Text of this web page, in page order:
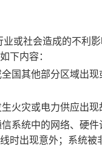
或社会造成的不利
下内容：
国其他部分区域出
火灾或电力供应出
系统中的网络、硬
时出现意外；系统